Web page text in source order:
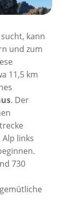
kann
und zum
11,5 km
. Der
links
730